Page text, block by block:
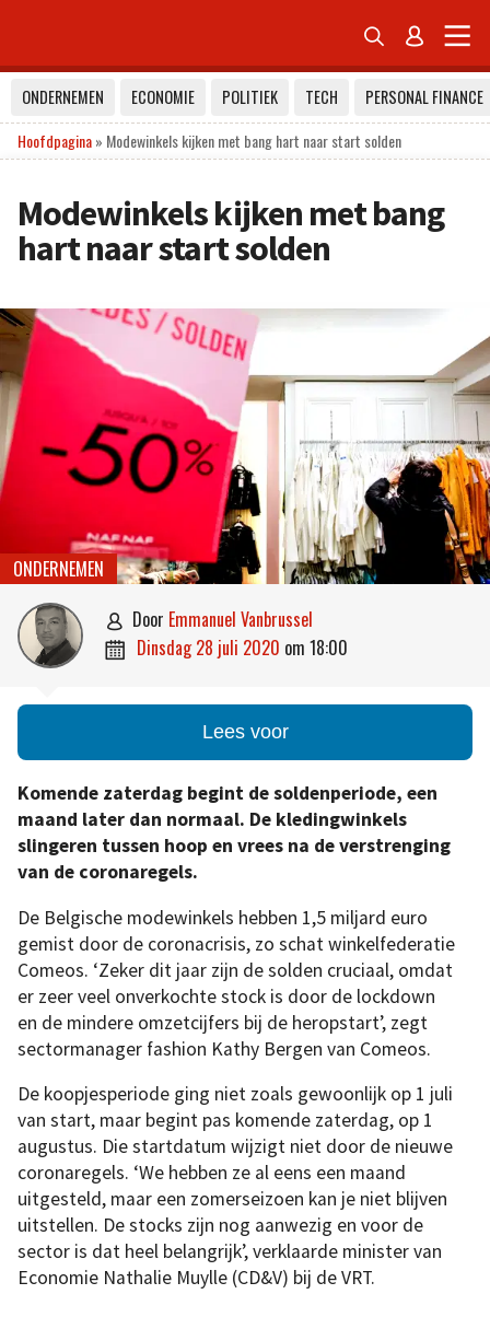
 
ONDERNEMEN ECONOMIE POLITIEK TECH
PERSONAL FINANCE
Hoofdpagina» Modewinkels kijken met bang hart naar start solden
Modewinkels kijken met bang
hart naar start solden
ONDERNEMEN
 door Emmanuel Vanbrussel
 dinsdag 28 juli 2020 om 18:00
Lees voor
Komende zaterdag begint de soldenperiode, een
maand later dan normaal. De kledingwinkels
slingeren tussen hoop en vrees na de verstrenging
van de coronaregels.
De Belgische modewinkels hebben 1,5 miljard euro
gemist door de coronacrisis, zo schat winkelfederatie
Comeos. ‘Zeker dit jaar zijn de solden cruciaal, omdat
er zeer veel onverkochte stock is door de lockdown
en de mindere omzetcijfers bij de heropstart’, zegt
sectormanager fashion Kathy Bergen van Comeos.
De koopjesperiode ging niet zoals gewoonlijk op 1 juli
van start, maar begint pas komende zaterdag, op 1
augustus. Die startdatum wijzigt niet door de nieuwe
coronaregels. ‘We hebben ze al eens een maand
uitgesteld, maar een zomerseizoen kan je niet blijven
uitstellen. De stocks zijn nog aanwezig en voor de
sector is dat heel belangrijk’, verklaarde minister van
Economie Nathalie Muylle (CD&V) bij de VRT.